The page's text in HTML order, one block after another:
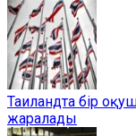
Таиландта бір
жаралады